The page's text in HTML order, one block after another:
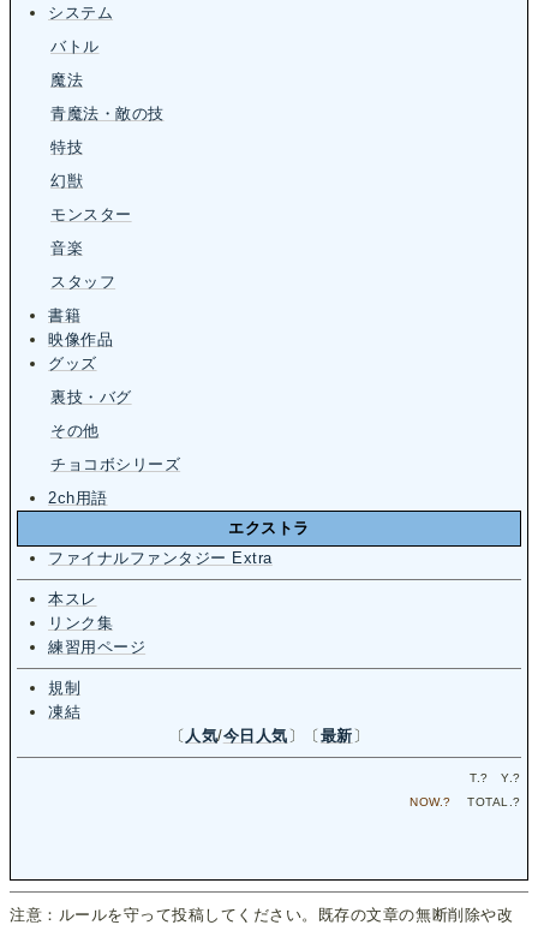
システム
バトル
魔法
青魔法・敵の技
特技
幻獣
モンスター
音楽
スタッフ
書籍
映像作品
グッズ
裏技・バグ
その他
チョコボシリーズ
2ch用語
エクストラ
ファイナルファンタジー Extra
本スレ
リンク集
練習用ページ
規制
凍結
〔 人気/今日人気 〕〔 最新 〕
T.? Y.?
NOW.? TOTAL.?
注意：ルールを守って投稿してください。既存の文章の無断削除や改